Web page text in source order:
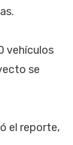
vehículos
se
el reporte,